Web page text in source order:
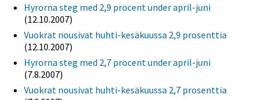
Hyrorna steg med 2,9 procent under april-juni
(12.10.2007)
Vuokrat nousivat huhti-kesäkuussa 2,9 prosenttia
(12.10.2007)
Hyrorna steg med 2,7 procent under april-juni
(7.8.2007)
Vuokrat nousivat huhti-kesäkuussa 2,7 prosenttia